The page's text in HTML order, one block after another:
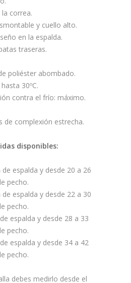
correa.
y cuello alto.
en la espalda.
traseras.
poliéster abombado.
30ºC.
contra el frío: máximo.
de complexión estrecha.
disponibles:
de espalda y desde 20 a 26
pecho.
de espalda y desde 22 a 30
pecho.
espalda y desde 28 a 33
pecho.
espalda y desde 34 a 42
pecho.
debes medirlo desde el